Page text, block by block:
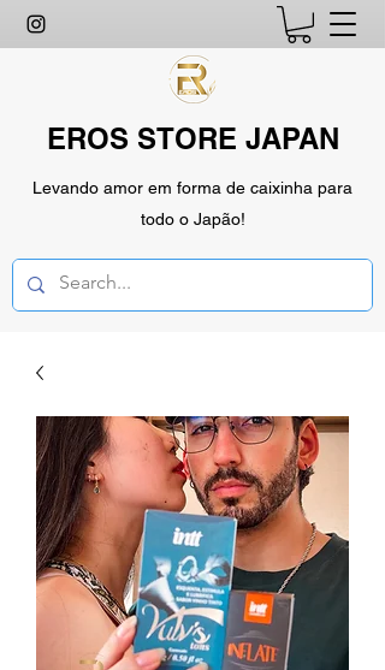
EROS STORE JAPAN
Levando amor em forma de caixinha para
todo o Japão!